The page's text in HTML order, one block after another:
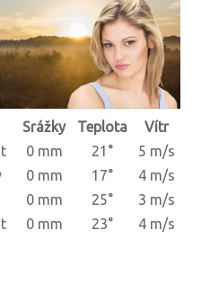
Srážky Teplota
Vítr
0 mm 21°
5 m/s
0 mm 17°
4 m/s
0 mm 25°
3 m/s
0 mm 23° 4 m/s